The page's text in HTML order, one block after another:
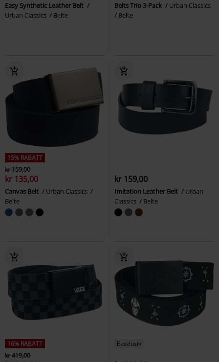
Easy Synthetic Leather Belt
Urban Classics
Belte
Belts Trio 3-Pack
Urban Classics
Belte
15% RABATT
kr 159,00
kr 135,00
Canvas Belt
Urban Classics
Belte
kr 159,00
Imitation Leather Belt
Urban
Classics
Belte
16% RABATT
kr 419,00
Eksklusiv